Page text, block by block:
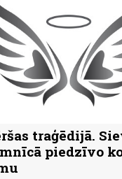
traģēdijā.
piedzīvo